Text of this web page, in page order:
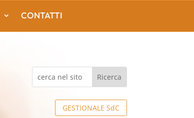
GESTIONALE SdC
CONTATTI